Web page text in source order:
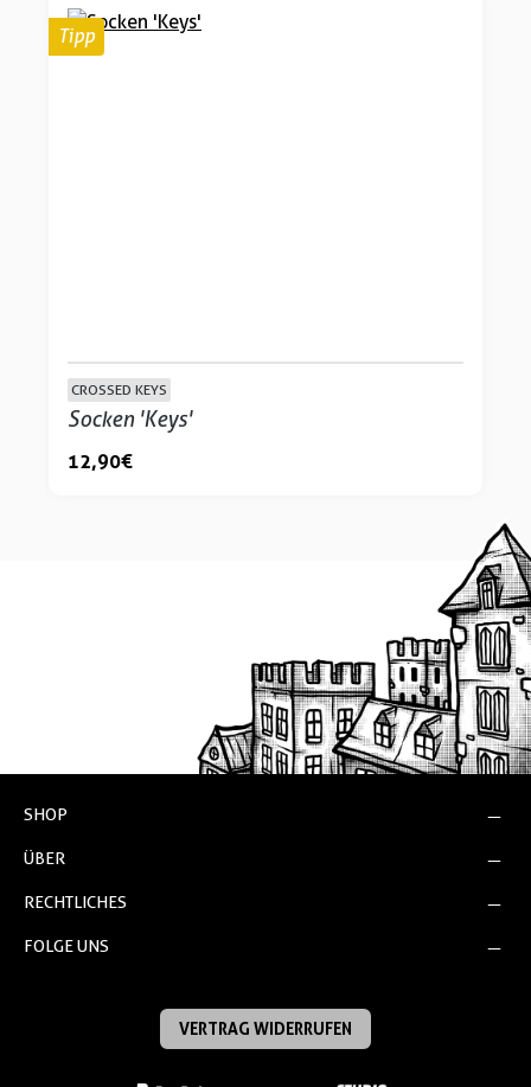
Tipp
CROSSED KEYS
Socken 'Keys'
12,90 €
SHOP
ÜBER
RECHTLICHES
FOLGE UNS
VERTRAG WIDERRUFEN